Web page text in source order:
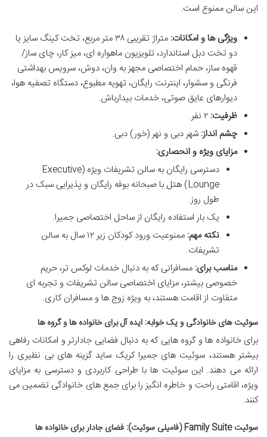
این سالن ممنوع است.
ویژگی ها و امکانات:
متراژ تقریبی ۳۸ متر مربع، تخت کینگ سایز یا
دو تخت دبل استاندارد، تلویزیون ماهواره ای، میز کار، چای ساز/
قهوه ساز، حمام اختصاصی مجهز به وان، دوش، سرویس بهداشتی
فرنگی و سشوار، اینترنت رایگان، تهویه مطبوع، دستگاه تصفیه هوا،
دیوارهای عایق صوتی، خدمات بیدارباش.
ظرفیت:
چشم انداز: شهر دبی و نهر (خور) دبی.
مزایای ویژه و انحصاری:
دسترسی رایگان به سالن تشریفات ویژه (Executive
Lounge) هتل با صبحانه بوفه رایگان و پذیرایی سبک در
طول روز.
یک بار استفاده رایگان از ساحل اختصاصی جمیرا.
نکته مهم:
ممنوعیت ورود کودکان زیر ۱۲ سال به سالن
تشریفات.
مناسب برای: مسافرانی که به دنبال خدمات لوکس تر، حریم
خصوصی بیشتر، مزایای اختصاصی سالن تشریفات و تجربه ای
متفاوت از اقامت هستند، به ویژه زوج ها و مسافران کاری.
سوئیت های خانوادگی و یک خوابه: ایده آل برای خانواده ها و گروه ها
برای خانواده ها و گروه هایی که به دنبال فضایی جادارتر و امکانات رفاهی
بیشتر هستند، سوئیت های جمیرا کریک ساید گزینه های بی نظیری را
ارائه می دهند. این سوئیت ها با طراحی کاربردی و دسترسی به مزایای
ویژه، اقامتی راحت و خاطره انگیز را برای جمع های خانوادگی تضمین می
کنند.
سوئیت Family Suite (فامیلی سوئیت): فضای جادار برای خانواده ها